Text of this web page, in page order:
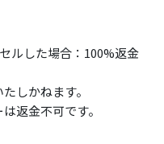
ルした場合：100%返金
しかねます。
返金不可です。